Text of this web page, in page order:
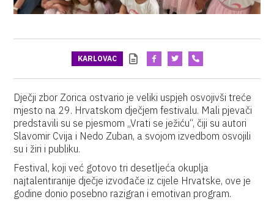
KARLOVAC
Dječji zbor Zorica ostvario je veliki uspjeh osvojivši treće
mjesto na 29. Hrvatskom dječjem festivalu. Mali pjevači
predstavili su se pjesmom „Vrati se ježiću“, čiji su autori
Slavomir Cvija i Nedo Zuban, a svojom izvedbom osvojili
su i žiri i publiku.
Festival, koji već gotovo tri desetljeća okuplja
najtalentiranije dječje izvođače iz cijele Hrvatske, ove je
godine donio posebno razigran i emotivan program.